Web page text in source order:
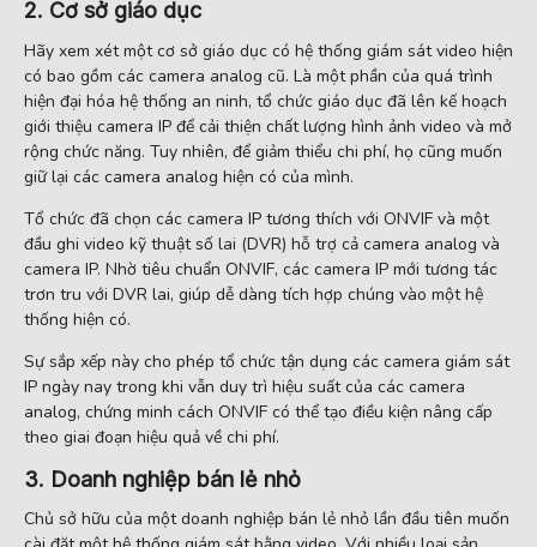
2. Cơ sở giáo dục
Hãy xem xét một cơ sở giáo dục có hệ thống giám sát video hiện
có bao gồm các camera analog cũ. Là một phần của quá trình
hiện đại hóa hệ thống an ninh, tổ chức giáo dục đã lên kế hoạch
giới thiệu camera IP để cải thiện chất lượng hình ảnh video và mở
rộng chức năng. Tuy nhiên, để giảm thiểu chi phí, họ cũng muốn
giữ lại các camera analog hiện có của mình.
Tổ chức đã chọn các camera IP tương thích với ONVIF và một
đầu ghi video kỹ thuật số lai (DVR) hỗ trợ cả camera analog và
camera IP. Nhờ tiêu chuẩn ONVIF, các camera IP mới tương tác
trơn tru với DVR lai, giúp dễ dàng tích hợp chúng vào một hệ
thống hiện có.
Sự sắp xếp này cho phép tổ chức tận dụng các camera giám sát
IP ngày nay trong khi vẫn duy trì hiệu suất của các camera
analog, chứng minh cách ONVIF có thể tạo điều kiện nâng cấp
theo giai đoạn hiệu quả về chi phí.
3. Doanh nghiệp bán lẻ nhỏ
Chủ sở hữu của một doanh nghiệp bán lẻ nhỏ lần đầu tiên muốn